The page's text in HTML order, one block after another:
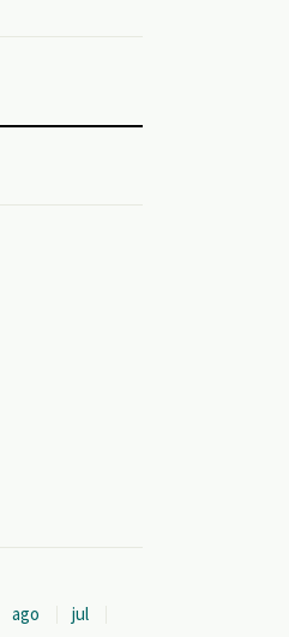
ago
jul